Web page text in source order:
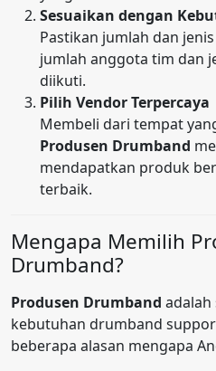
Sesuaikan dengan
Pastikan jumlah dan
jumlah anggota tim dan
diikuti.
Pilih Vendor Terpercaya
Membeli dari tempat
Produsen Drumband
mendapatkan produk
terbaik.
Mengapa Memilih
Drumband?
Produsen Drumband
kebutuhan drumband
beberapa alasan mengapa